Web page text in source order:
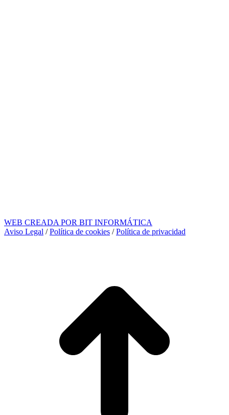
WEB CREADA POR BIT INFORMÁTICA
Aviso Legal /Política de cookies /Política de privacidad